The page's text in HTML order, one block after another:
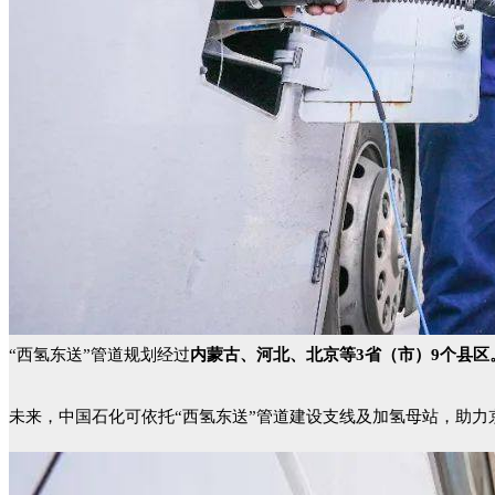
“西氢东送”管道规划经过内蒙古、河北、北京等3省（市）9个县区
未来，中国石化可依托“西氢东送”管道建设支线及加氢母站，助